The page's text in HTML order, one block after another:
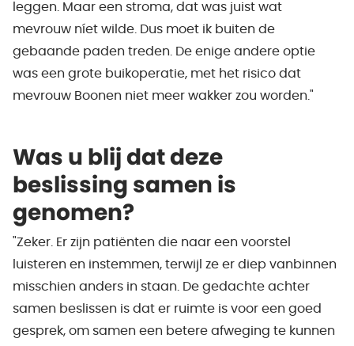
leggen. Maar een stroma, dat was juist wat
mevrouw níet wilde. Dus moet ik buiten de
gebaande paden treden. De enige andere optie
was een grote buikoperatie, met het risico dat
mevrouw Boonen niet meer wakker zou worden."
Was u blij dat deze
beslissing samen is
genomen?
"Zeker. Er zijn patiënten die naar een voorstel
luisteren en instemmen, terwijl ze er diep vanbinnen
misschien anders in staan. De gedachte achter
samen beslissen is dat er ruimte is voor een goed
gesprek, om samen een betere afweging te kunnen